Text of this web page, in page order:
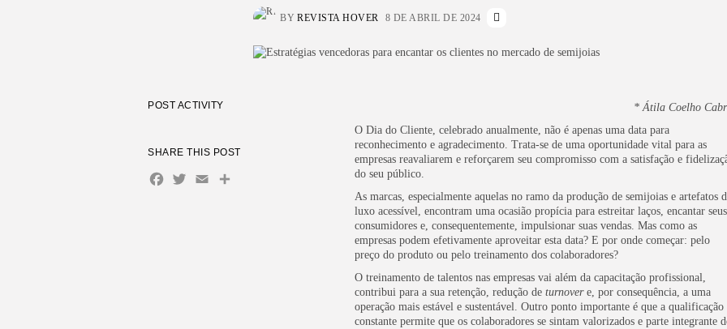
BY REVISTA HOVER 8 DE ABRIL DE 2024
* Átila Coelho
O Dia do Cliente, celebrado anualmente, não é apenas uma data para
reconhecimento e agradecimento. Trata-se de uma oportunidade vital para as
empresas reavaliarem e reforçarem seu compromisso com a satisfação e
do seu público.
As marcas, especialmente aquelas no ramo da produção de semijoias e artefatos
luxo acessível, encontram uma ocasião propícia para estreitar laços, encantar seus
consumidores e, consequentemente, impulsionar suas vendas. Mas como as
empresas podem efetivamente aproveitar esta data? E por onde começar: pelo
preço do produto ou pelo treinamento dos colaboradores?
O treinamento de talentos nas empresas vai além da capacitação profissional,
contribui para a sua retenção, redução de turnover e, por consequência, a uma
operação mais estável e sustentável. Outro ponto importante é que a qualificação
constante permite que os colaboradores se sintam valorizados e parte integrante
POST ACTIVITY
SHARE THIS POST
Facebook
Twitter
EmailShare